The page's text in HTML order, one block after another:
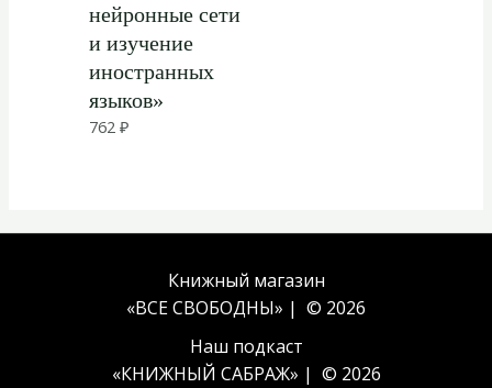
нейронные сети
и изучение
иностранных
языков»
762 ₽
Книжный магазин
«ВСЕ СВОБОДНЫ» | © 2026
Наш подкаст
«КНИЖНЫЙ САБРАЖ» | © 2026